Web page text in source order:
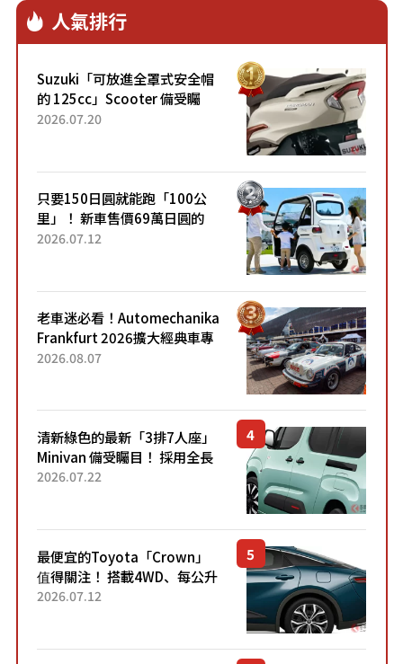
人氣排行
Suzuki「可放進全罩式安全帽
的 125cc」Scooter 備受矚
目！採用全新流線設計與各項
2026.07.20
只要150日圓就能跑「100公
里」！ 新車售價69萬日圓的
「3人座」Trike大受歡迎！ 順
2026.07.12
老車迷必看！Automechanika
Frankfurt 2026擴大經典車專
區 1954年珍稀古董車現場修復
2026.08.07
清新綠色的最新「3排7人座」
Minivan 備受矚目！ 採用全長
4.7公尺剛剛好的車身尺寸與
2026.07.22
最便宜的Toyota「Crown」
值得關注！ 搭載4WD、每公升
22.4公里低油耗表現超亮眼！
2026.07.12